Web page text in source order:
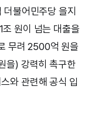
더불어민주당 을지
원이 넘는 대출을
무려 2500억 원을
을) 강력히 촉구한
와 관련해 공식 입